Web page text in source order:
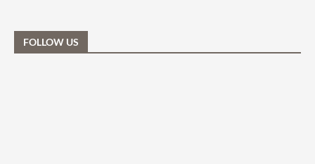
FOLLOW US